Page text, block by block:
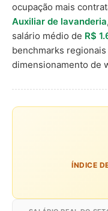
ocupação mais
Auxiliar de lavanderia
salário médio de R$
benchmarks
dimensionamento de
ÍNDICE